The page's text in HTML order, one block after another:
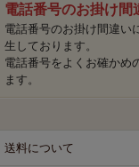
電話番号のお掛け間
電話番号のお掛け間違い
生しております。
電話番号をよくお確かめ
ます。
送料について